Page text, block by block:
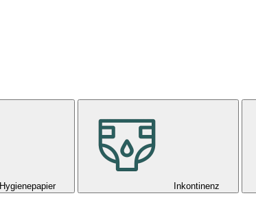
Hygienepapier Inkontinenz